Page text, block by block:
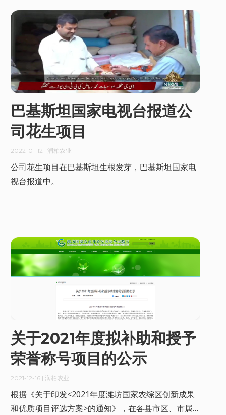
巴基斯坦国家电视台报道公
司花生项目
2022-01-12 | 润柏农业
公司花生项目在巴基斯坦生根发芽，巴基斯坦国家电
视台报道中。
关于2021年度拟补助和授予
荣誉称号项目的公示
2021-12-16| 润柏农业
根据《关于印发<2021年度潍坊国家农综区创新成果
和优质项目评选方案>的通知》，在各县市区、市属